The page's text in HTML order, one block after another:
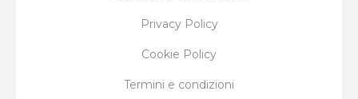
Privacy Policy
Cookie Policy
Termini e condizioni